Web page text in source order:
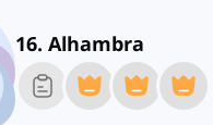
16. Alhambra